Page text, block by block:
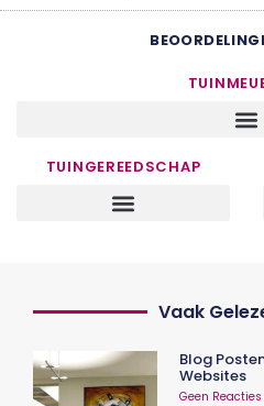
TUINGEREEDSCHAP
Vaak
Blog
Websites
Geen Reacties